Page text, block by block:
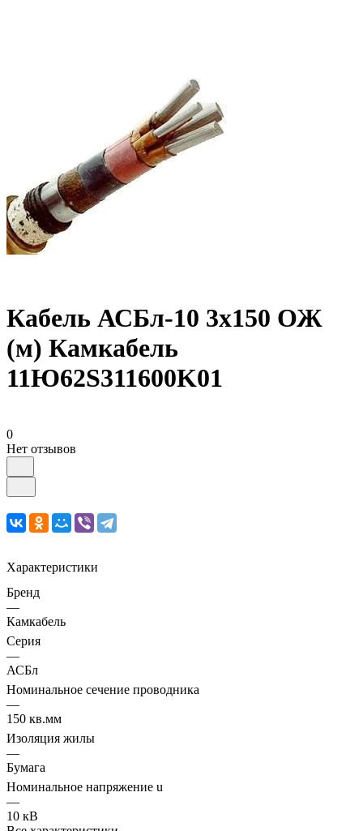
Кабель АСБл-10 3х150 ОЖ
(м) Камкабель
11Ю62S311600K01
0
Нет отзывов
Характеристики
Бренд
—
Камкабель
Серия
—
АСБл
Номинальное сечение проводника
—
150 кв.мм
Изоляция жилы
—
Бумага
Номинальное напряжение u
—
10 кВ